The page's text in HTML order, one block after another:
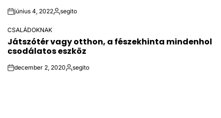
onjúnius 4, 2022Közzétette
segito
POSTED
IN
CSALÁDOKNAK
Játszótér vagy otthon, a fészekhinta mindenhol
csodálatos eszköz
ondecember 2, 2020Közzétette
segito